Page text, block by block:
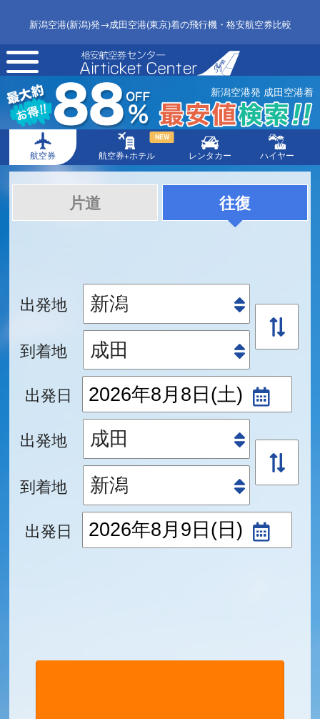
新潟空港(新潟)発→成田空港(東京)着の飛行機・格安航空券比較
toggle
navigation
新潟空港発 成田空港着
航空券 航空券+ホテル
NEW
レンタカー ハイヤー
片道 往復
出発地
到着地
出発日
出発地
到着地
出発日